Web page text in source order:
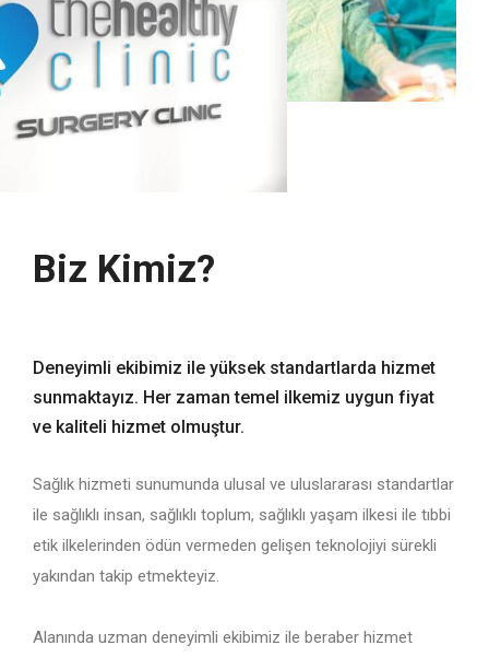
Biz Kimiz?
Deneyimli ekibimiz ile yüksek standartlarda hizmet
sunmaktayız. Her zaman temel ilkemiz uygun fiyat
ve kaliteli hizmet olmuştur.
Sağlık hizmeti sunumunda ulusal ve uluslararası standartlar
ile sağlıklı insan, sağlıklı toplum, sağlıklı yaşam ilkesi ile tıbbi
etik ilkelerinden ödün vermeden gelişen teknolojiyi sürekli
yakından takip etmekteyiz.
Alanında uzman deneyimli ekibimiz ile beraber hizmet